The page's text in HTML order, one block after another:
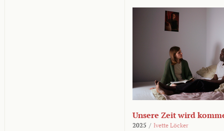
Unsere Zeit wird
2025 / Ivette Löcker